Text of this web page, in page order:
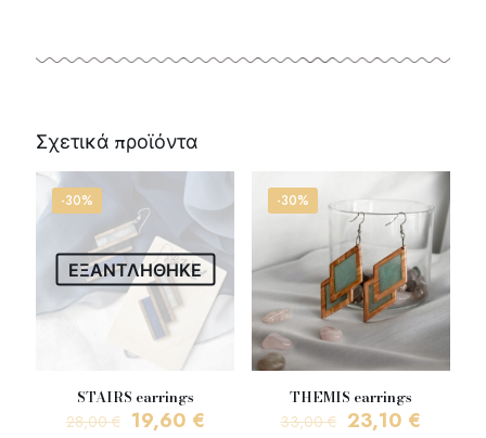
Σχετικά προϊόντα
-30%
ΕΞΑΝΤΛΗΘΗΚΕ
STAIRS earrings
28,00€ Original
19,60 €Η
-30%
THEMIS earrings
33,00€ Original
23,10 €